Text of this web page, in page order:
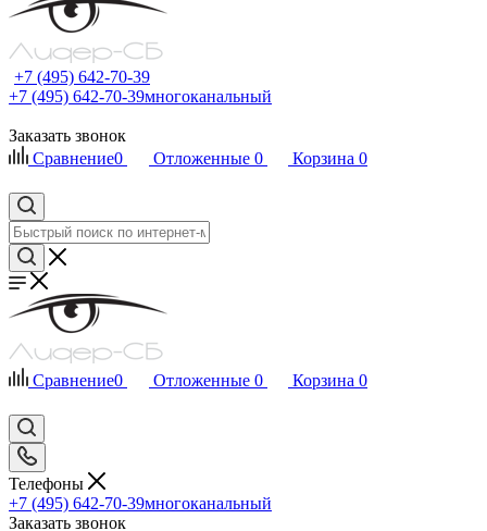
+7 (495) 642-70-39
+7 (495) 642-70-39многоканальный
Заказать звонок
Сравнение0 Отложенные 0 Корзина 0
Сравнение0 Отложенные 0 Корзина 0
Телефоны
+7 (495) 642-70-39многоканальный
Заказать звонок